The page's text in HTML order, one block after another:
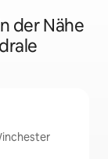
der Nähe